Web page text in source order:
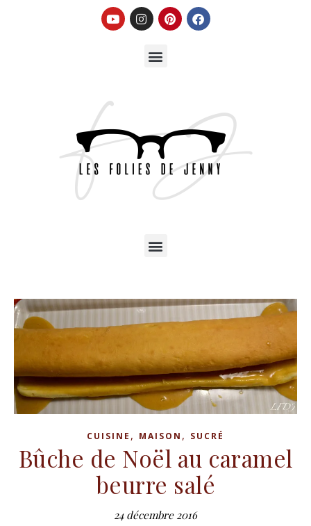
CUISINE , MAISON , SUCRÉ
Bûche de Noël au caramel
beurre salé
24 décembre 2016